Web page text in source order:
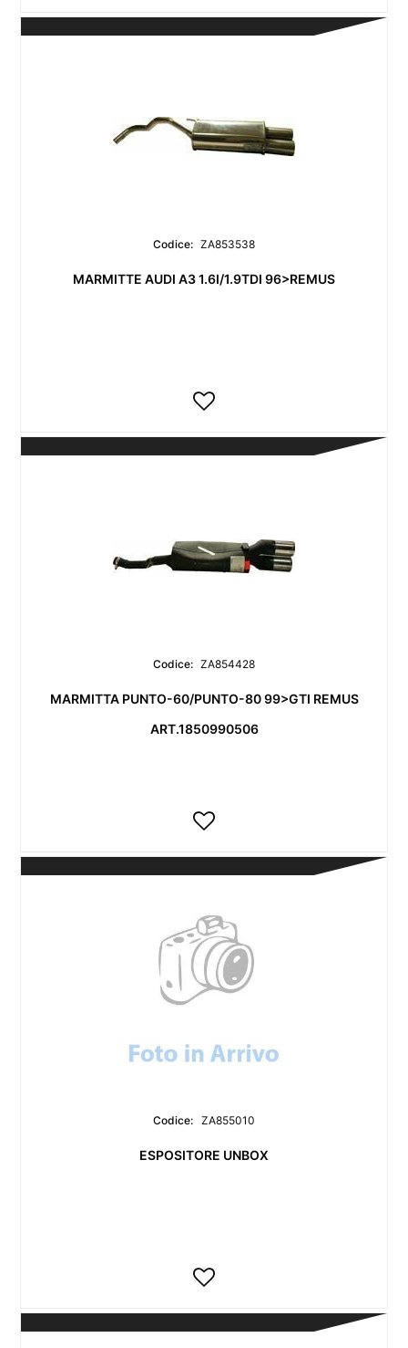
Codice: ZA853538
MARMITTE AUDI A3 1.6I/1.9TDI 96>REMUS
Codice: ZA854428
MARMITTA PUNTO-60/PUNTO-80 99>GTI REMUS
ART.1850990506
Codice: ZA855010
ESPOSITORE UNBOX